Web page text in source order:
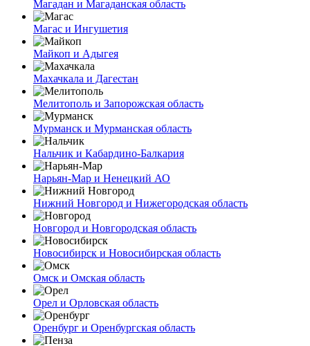
Магадан и Магаданская область
Магас и Ингушетия
Майкоп и Адыгея
Махачкала и Дагестан
Мелитополь и Запорожская область
Мурманск и Мурманская область
Нальчик и Кабардино-Балкария
Нарьян-Мар и Ненецкий АО
Нижний Новгород и Нижегородская область
Новгород и Новгородская область
Новосибирск и Новосибирская область
Омск и Омская область
Орел и Орловская область
Оренбург и Оренбургская область